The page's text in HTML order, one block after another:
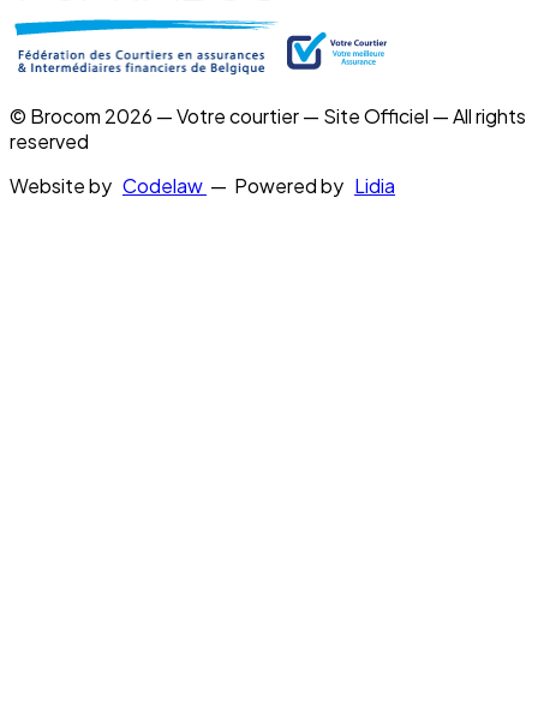
© Brocom 2026 — Votre courtier — Site Officiel — All rights
reserved
Website by Codelaw — Powered by Lidia